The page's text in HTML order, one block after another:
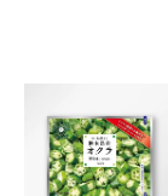
その
オクラ